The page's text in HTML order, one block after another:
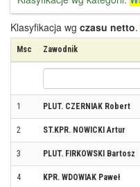
Klasyfikacja wg czasu netto.
Msc Zawodnik
1 PLUT. CZERNIAK Robert
2 ST.KPR. NOWICKI Artur
3 PLUT. FIRKOWSKI Bartosz
4 KPR. WDOWIAK Paweł